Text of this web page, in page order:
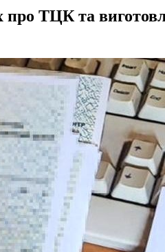
про ТЦК та